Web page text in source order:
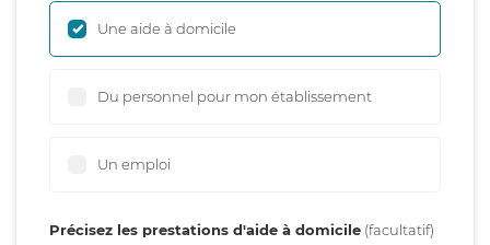
Une aide à domicile
Du personnel pour mon établissement
Un emploi
Précisez les prestations d'aide à domicile